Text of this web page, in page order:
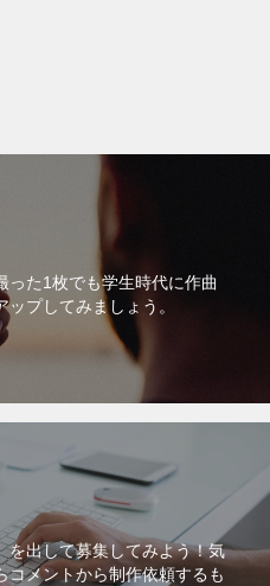
った1枚でも学生時代に作曲
プしてみましょう。
を出して募集してみよう！気
コメントから制作依頼するも